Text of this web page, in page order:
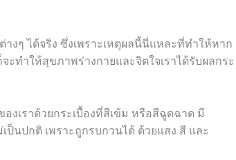
งๆ ได้จริง ซึ่งเพราะเหตุผลนี้นี่แหละที่ทำให้หาก
ะทำให้สุขภาพร่างกายและจิตใจเราได้รับผลกระ
งเราด้วยกระเบื้องที่สีเข้ม หรือสีฉูดฉาด มี
ป็นปกติ เพราะถูกรบกวนได้ ด้วยแสง สี และ